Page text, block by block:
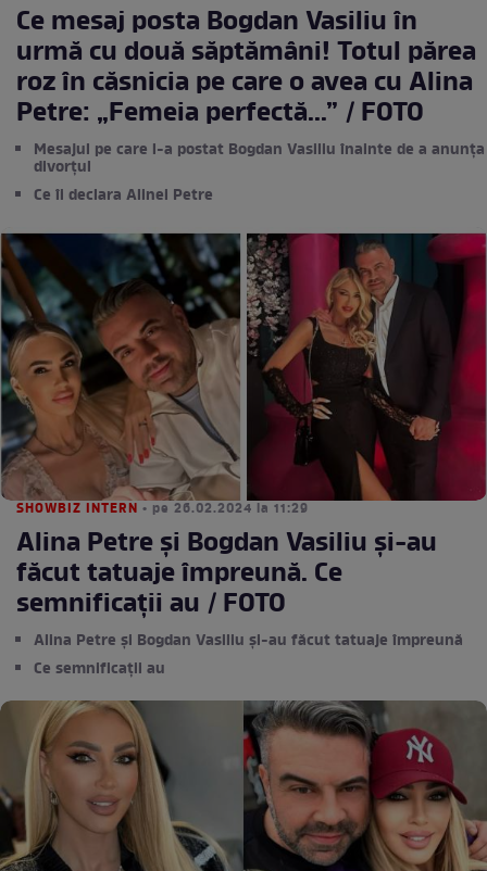
Ce mesaj posta Bogdan Vasiliu în
urmă cu două săptămâni! Totul părea
roz în căsnicia pe care o avea cu Alina
Petre: „Femeia perfectă...” / FOTO
Mesajul pe care l-a postat Bogdan Vasiliu înainte de a anunța
divorțul
Ce îi declara Alinei Petre
SHOWBIZ INTERN • pe 26.02.2024 la 11:29
Alina Petre și Bogdan Vasiliu și-au
făcut tatuaje împreună. Ce
semnificații au / FOTO
Alina Petre și Bogdan Vasiliu și-au făcut tatuaje împreună
Ce semnificații au